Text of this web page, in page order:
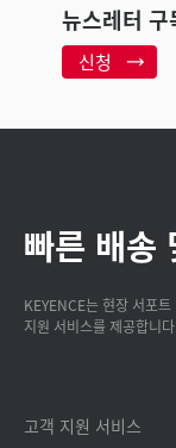
뉴스레터 구
신청
빠른 배송
KEYENCE는 현장 서포
지원 서비스를 제공합니다.
고객 지원 서비스